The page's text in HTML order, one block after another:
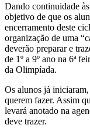
Dando continuidade
objetivo de que os
encerramento deste
organização de uma
deverão preparar e
de 1º a 9º ano na 6ª
da Olimpíada.
Os alunos já
querem fazer. Assim
levará anotado na
deve trazer.